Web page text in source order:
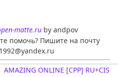
matte.ruby andpov
помочь? Пишите на почту